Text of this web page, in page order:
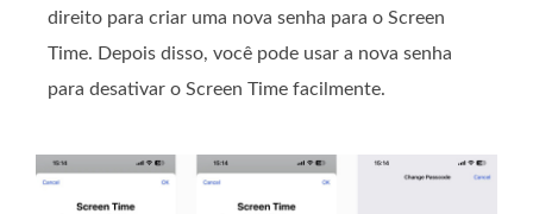
direito para criar uma nova senha para o Screen
Time. Depois disso, você pode usar a nova senha
para desativar o Screen Time facilmente.